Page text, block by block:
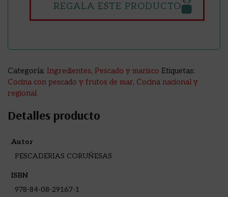
REGALA ESTE PRODUCTO
Categoría: Ingredientes, Pescado y marisco Etiquetas:
Cocina con pescado y frutos de mar, Cocina nacional y
regional
Detalles producto
Autor
PESCADERIAS CORUÑESAS
ISBN
978-84-08-29167-1